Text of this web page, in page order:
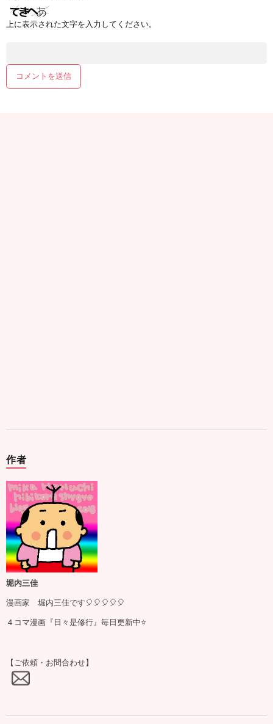
上に表示された文字を入力してください。
作者
堀内三佳
漫画家 堀内三佳です🎈🎈🎈🎈🎈
４コマ漫画『日々是修行』毎日更新中⭐️
【ご依頼・お問合わせ】